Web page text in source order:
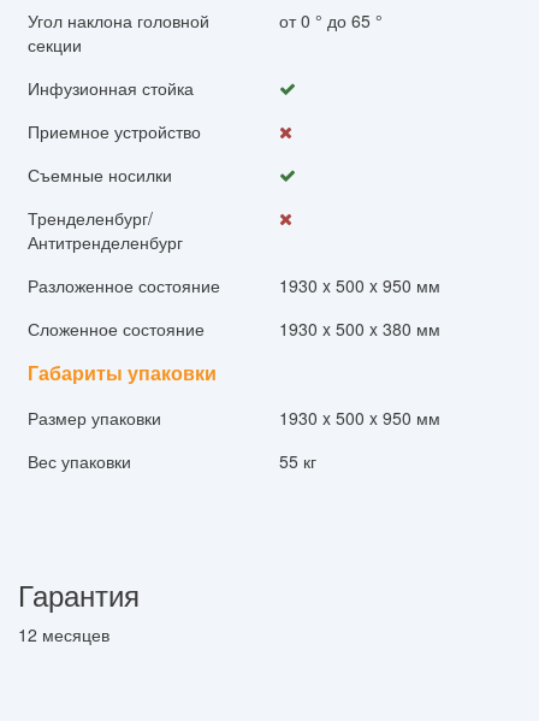
Угол наклона головной
секции
от 0 ° до 65 °
Инфузионная стойка
Приемное устройство
Съемные носилки
Тренделенбург/
Антитренделенбург
Разложенное состояние
1930 x 500 x 950 мм
Сложенное состояние
1930 x 500 x 380 мм
Габариты упаковки
Размер упаковки
1930 x 500 x 950 мм
Вес упаковки
55 кг
Гарантия
12 месяцев